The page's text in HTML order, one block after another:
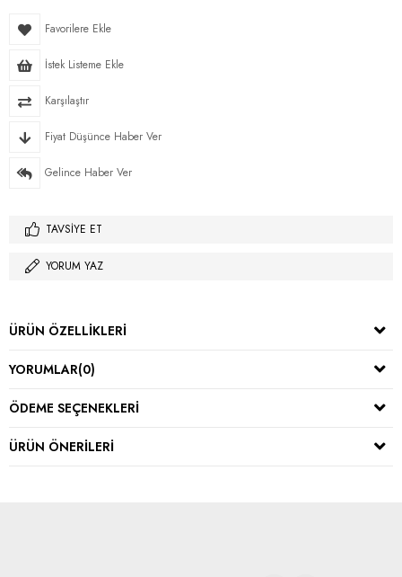
Favorilere Ekle
İstek Listeme Ekle
Karşılaştır
Fiyat Düşünce Haber Ver
Gelince Haber Ver
TAVSIYE ET
YORUM YAZ
ÜRÜN ÖZELLIKLERI
YORUMLAR(0)
ÖDEME SEÇENEKLERI
ÜRÜN ÖNERILERI